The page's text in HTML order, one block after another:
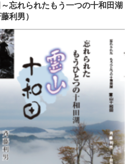
忘れられたもう一つの十和田湖
利男）